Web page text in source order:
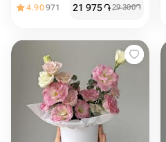
4.90971 21 975֏29 300֏